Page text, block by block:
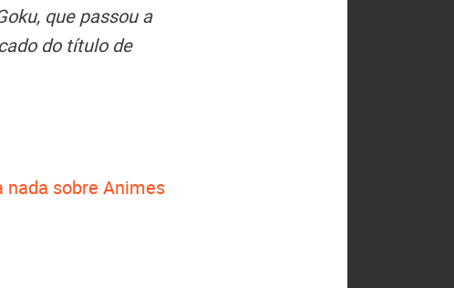
que passou a
do título de
nada sobre Animes